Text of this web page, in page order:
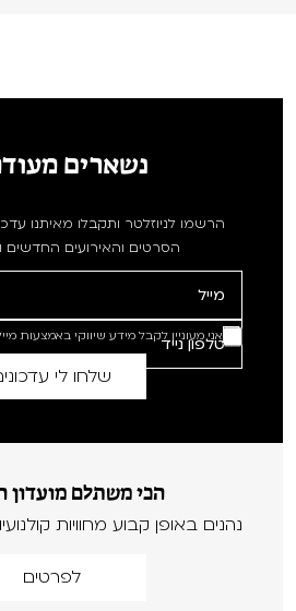
נשארים
הרשמו לניוזלטר ותקבלו מאיתנו
הסרטים והאירועים החדשים
אני מעוניין לקבל מידע שיווקי באמצעות
הכי משתלם מועדון
נהנים באופן קבוע מחוויות
לפרטים